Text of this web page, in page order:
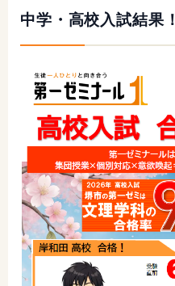
中学・高校入試結果！